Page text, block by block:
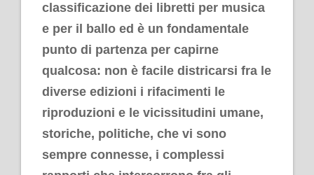
classificazione dei libretti per musica
e per il ballo ed è un fondamentale
punto di partenza per capirne
qualcosa: non è facile districarsi fra le
diverse edizioni i rifacimenti le
riproduzioni e le vicissitudini umane,
storiche, politiche, che vi sono
sempre connesse, i complessi